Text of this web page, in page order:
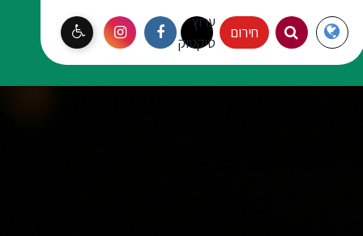
Langaugeחירום
ערוץ
טיקטוק
יזרעאל